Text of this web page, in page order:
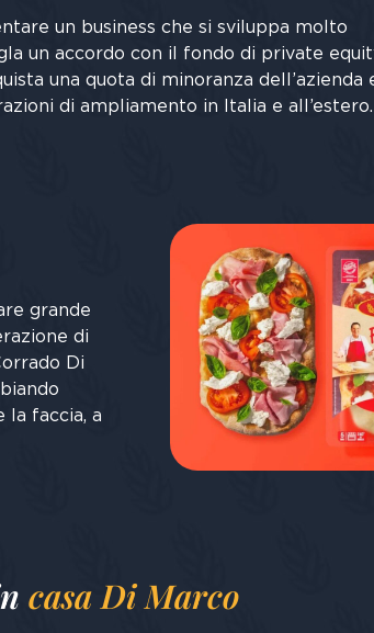
un business che si sviluppa molto
un accordo con il fondo di private
una quota di minoranza dell’azienda
di ampliamento in Italia e all’estero.
grande
di
Di
faccia, a
casa Di Marco